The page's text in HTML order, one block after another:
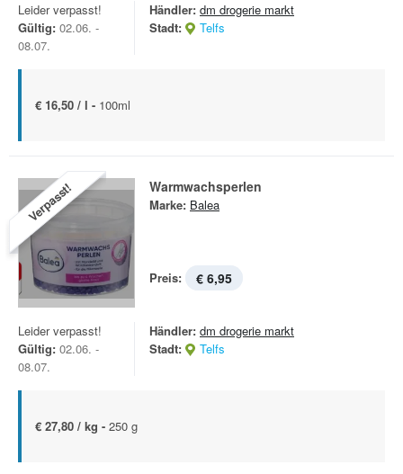
Leider verpasst!
Gültig: 02.06. -
08.07.
Händler: dm drogerie markt
Stadt:
Telfs
€ 16,50 / l - 100ml
Verpasst! Warmwachsperlen
Marke: Balea
Preis: € 6,95
Leider verpasst!
Gültig: 02.06. -
08.07.
Händler: dm drogerie markt
Stadt:
Telfs
€ 27,80 / kg - 250 g